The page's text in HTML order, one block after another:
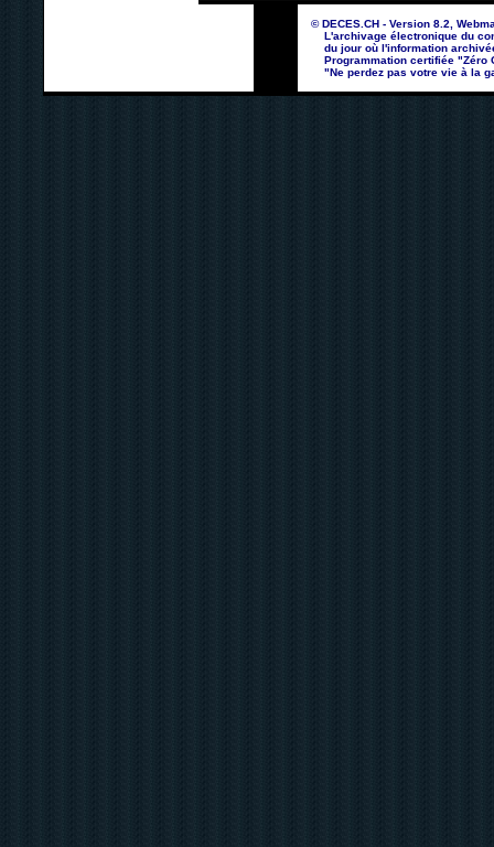
© DECES.CH - Version 8.2,
L'archivage électronique du
du jour où l'information
Programmation certifiée "Zéro
"Ne perdez pas votre vie à la